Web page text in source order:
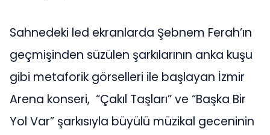
Sahnedeki led ekranlarda Şebnem Ferah’ın
geçmişinden süzülen şarkılarının anka kuşu
gibi metaforik görselleri ile başlayan İzmir
Arena konseri, “Çakıl Taşları” ve “Başka Bir
Yol Var” şarkısıyla büyülü müzikal geceninin